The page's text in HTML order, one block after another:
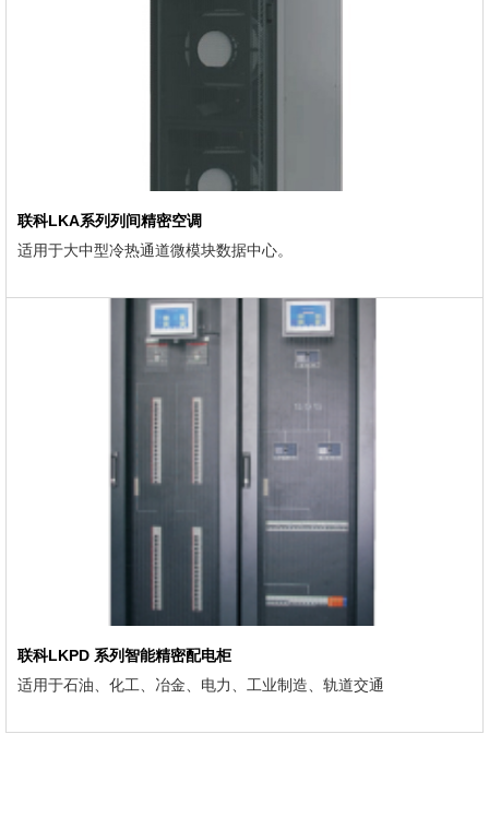
联科LKA系列列间精密空调
适用于大中型冷热通道微模块数据中心。
联科LKPD 系列智能精密配电柜
适用于石油、化工、冶金、电力、工业制造、轨道交通